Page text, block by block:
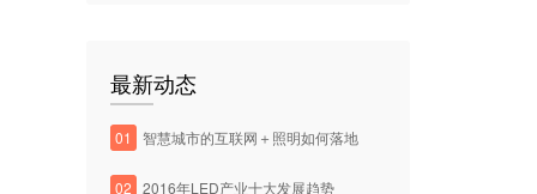
最新动态
01 智慧城市的互联网＋照明如何落地
02 2016年LED产业十大发展趋势